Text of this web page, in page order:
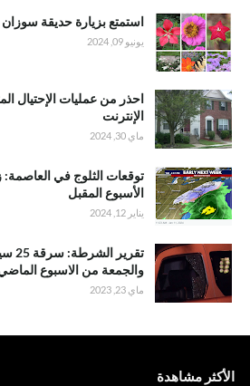
استمتع بزيارة حديقة
يونيو 09, 2024
احذر من عمليات الإحتيال
الإنترنت
ماي 30, 2024
توقعات الثلوج في
الأسبوع المقبل
يناير 12, 2024
والجمعة من الاسبوع
ماي 23, 2023
الأكثر مشاهدة